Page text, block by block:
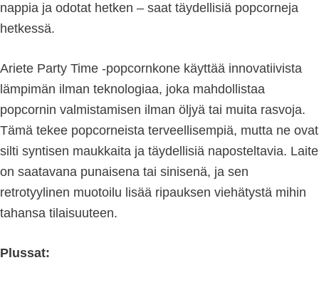
nappia ja odotat hetken – saat täydellisiä popcorneja
hetkessä.
Ariete Party Time -popcornkone käyttää innovatiivista
lämpimän ilman teknologiaa, joka mahdollistaa
popcornin valmistamisen ilman öljyä tai muita rasvoja.
Tämä tekee popcorneista terveellisempiä, mutta ne ovat
silti syntisen maukkaita ja täydellisiä naposteltavia. Laite
on saatavana punaisena tai sinisenä, ja sen
retrotyylinen muotoilu lisää ripauksen viehätystä mihin
tahansa tilaisuuteen.
Plussat: